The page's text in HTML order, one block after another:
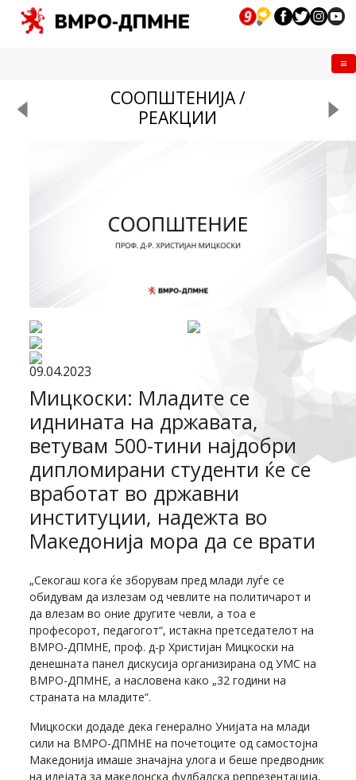
СООПШТЕНИЈА /
РЕАКЦИИ
09.04.2023
Мицкоски: Младите се
иднината на државата,
ветувам 500-тини најдобри
дипломирани студенти ќе се
вработат во државни
институции, надежта во
Македонија мора да се врати
„Секогаш кога ќе зборувам пред млади луѓе се
обидувам да излезам од чевлите на политичарот и
да влезам во оние другите чевли, а тоа е
професорот, педагогот“, истакна претседателот на
ВМРО-ДПМНЕ, проф. д-р Христијан Мицкоски на
денешната панел дискусија организирана од УМС на
ВМРО-ДПМНЕ, а насловена како „32 години на
страната на младите“.
Мицкоски додаде дека генерално Унијата на млади
сили на ВМРО-ДПМНЕ на почетоците од самостојна
Македонија имаше значајна улога и беше предводник
на идејата за македонска фудбалска репрезентација,